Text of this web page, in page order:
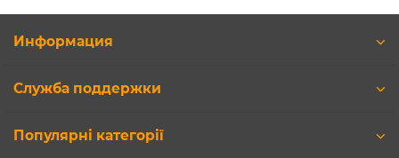
Информация
Служба поддержки
Популярні категорії